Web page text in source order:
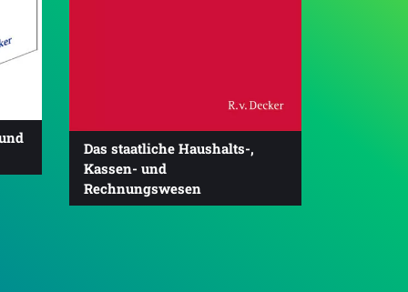
Das staatliche Haushalts-,
Kassen- und
Rechnungswesen